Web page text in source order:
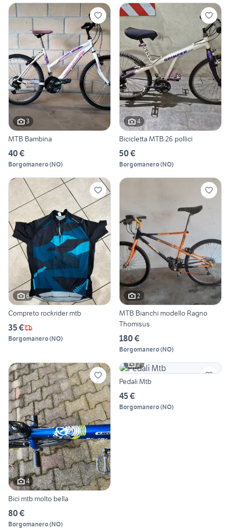
3
MTB Bambina
40 €
Borgomanero(NO)
4
Bicicletta MTB 26 pollici
50 €
Borgomanero(NO)
6
Compreto rockrider mtb
35 €
Borgomanero(NO)
2
MTB Bianchi modello Ragno
Thomisus
180 €
Borgomanero(NO)
4
Bici mtb molto bella
80 €
Borgomanero(NO)
2
Pedali Mtb
45 €
Borgomanero(NO)